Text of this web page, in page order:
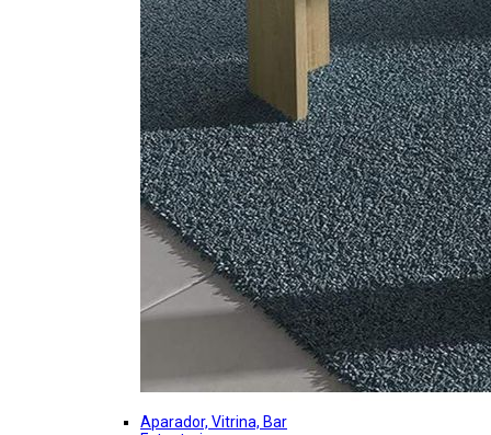
Aparador, Vitrina, Bar